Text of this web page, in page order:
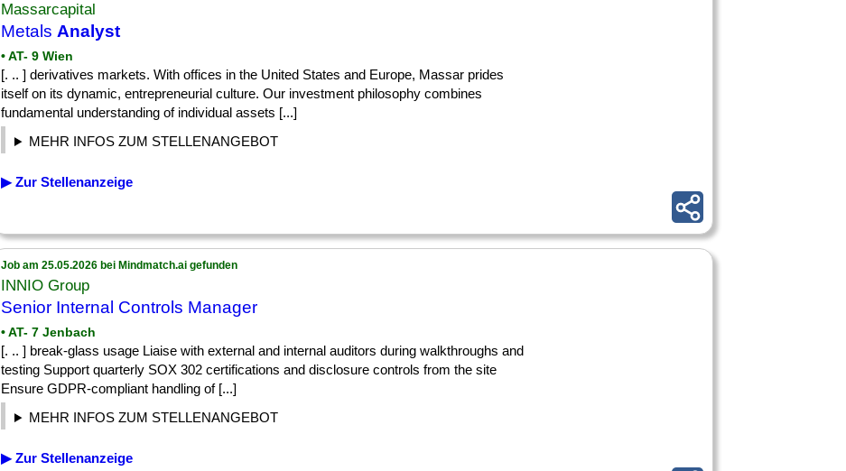
Massarcapital
Metals Analyst
• AT- 9 Wien
[. .. ] derivatives markets. With offices in the United States and Europe, Massar prides
itself on its dynamic, entrepreneurial culture. Our investment philosophy combines
fundamental understanding of individual assets [...]
MEHR INFOS ZUM STELLENANGEBOT
▶ Zur Stellenanzeige
Job am 25.05.2026 bei Mindmatch.ai gefunden
INNIO Group
Senior Internal Controls Manager
• AT- 7 Jenbach
[. .. ] break-glass usage Liaise with external and internal auditors during walkthroughs and
testing Support quarterly SOX 302 certifications and disclosure controls from the site
Ensure GDPR-compliant handling of [...]
MEHR INFOS ZUM STELLENANGEBOT
▶ Zur Stellenanzeige